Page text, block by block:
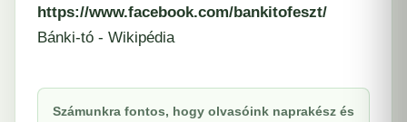
https://www.facebook.com/bankitofeszt/
Bánki-tó - Wikipédia
Számunkra fontos, hogy olvasóink naprakész és